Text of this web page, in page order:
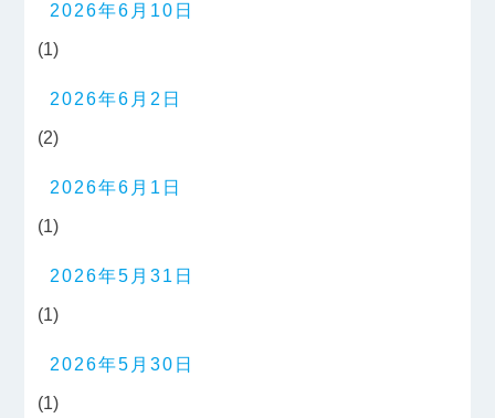
2026年6月10日
(1)
2026年6月2日
(2)
2026年6月1日
(1)
2026年5月31日
(1)
2026年5月30日
(1)